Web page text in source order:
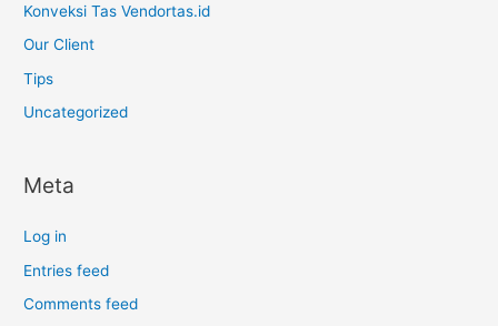
Konveksi Tas Vendortas.id
Our Client
Tips
Uncategorized
Meta
Log in
Entries feed
Comments feed